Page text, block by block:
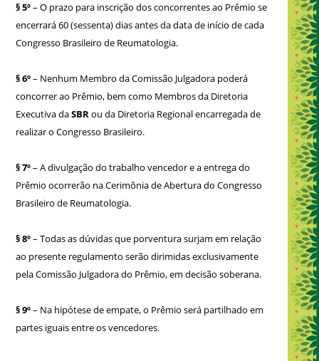
§ 5º– O prazo para inscrição dos concorrentes ao Prêmio se
encerrará 60 (sessenta) dias antes da data de início de cada
Congresso Brasileiro de Reumatologia.
§ 6º– Nenhum Membro da Comissão Julgadora poderá
concorrer ao Prêmio, bem como Membros da Diretoria
Executiva daSBRou da Diretoria Regional encarregada de
realizar o Congresso Brasileiro.
§ 7º– A divulgação do trabalho vencedor e a entrega do
Prêmio ocorrerão na Cerimônia de Abertura do Congresso
Brasileiro de Reumatologia.
§ 8º– Todas as dúvidas que porventura surjam em relação
ao presente regulamento serão dirimidas exclusivamente
pela Comissão Julgadora do Prêmio, em decisão soberana.
§ 9º– Na hipótese de empate, o Prêmio será partilhado em
partes iguais entre os vencedores.